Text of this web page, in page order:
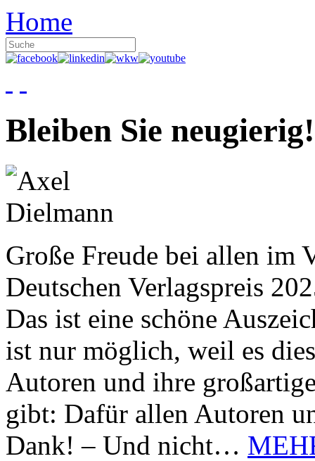
Home
Bleiben Sie neugierig!
Große Freude bei allen im
Deutschen Verlagspreis
Das ist eine schöne
ist nur möglich, weil es
Autoren und ihre
gibt: Dafür allen Autoren
Dank! – Und nicht…